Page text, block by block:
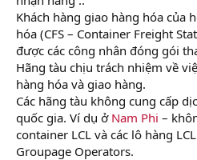
Khách hàng giao hàng hóa của
hóa (CFS – Container Freight
được các công nhân đóng gói
Hãng tàu chịu trách nhiệm về
hàng hóa và giao hàng.
Các hãng tàu không cung cấp
quốc gia. Ví dụ ở Nam Phi –
container LCL và các lô hàng
Groupage Operators.